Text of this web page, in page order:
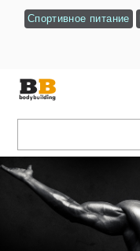
Спортивное питание